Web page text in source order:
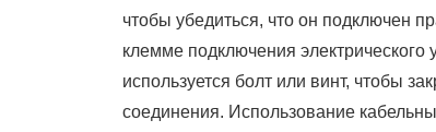
чтобы убедиться, что он подключен
клемме подключения
используется болт или винт, чтобы
соединения. Использование